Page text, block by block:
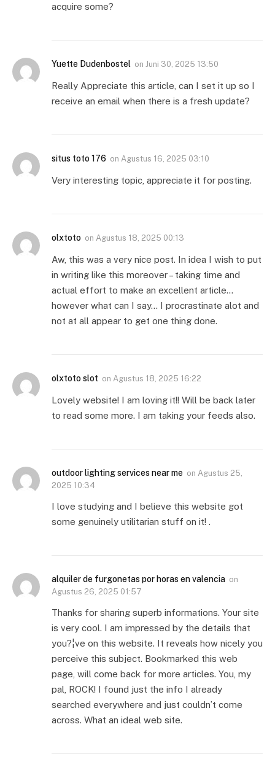
acquire some?
Yuette Dudenbostel on Juni 30, 2025 13:50
Really Appreciate this article, can I set it up so I
receive an email when there is a fresh update?
situs toto 176 on Agustus 16, 2025 03:10
Very interesting topic, appreciate it for posting.
olxtoto on Agustus 18, 2025 00:13
Aw, this was a very nice post. In idea I wish to put
in writing like this moreover – taking time and
actual effort to make an excellent article…
however what can I say… I procrastinate alot and
not at all appear to get one thing done.
olxtoto slot on Agustus 18, 2025 16:22
Lovely website! I am loving it!! Will be back later
to read some more. I am taking your feeds also.
outdoor lighting services near me on Agustus 25,
2025 10:34
I love studying and I believe this website got
some genuinely utilitarian stuff on it! .
alquiler de furgonetas por horas en valencia on
Agustus 26, 2025 01:57
Thanks for sharing superb informations. Your site
is very cool. I am impressed by the details that
you?¦ve on this website. It reveals how nicely you
perceive this subject. Bookmarked this web
page, will come back for more articles. You, my
pal, ROCK! I found just the info I already
searched everywhere and just couldn’t come
across. What an ideal web site.